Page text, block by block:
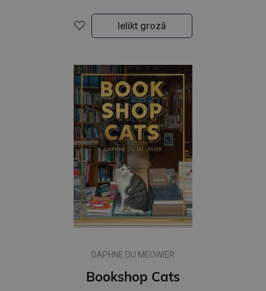
Ielikt grozā
DAPHNE DU MEOWIER
Bookshop Cats